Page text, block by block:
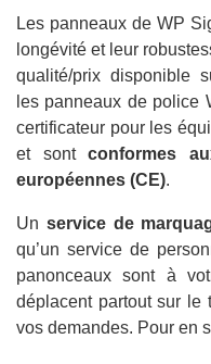
Les panneaux de WP
longévité et leur
qualité/prix disponible
les panneaux de police
certificateur pour les
et sontconformes
européennes (CE).
Un service de
qu’un service de
panonceaux sont à
déplacent partout sur le
vos demandes. Pour en